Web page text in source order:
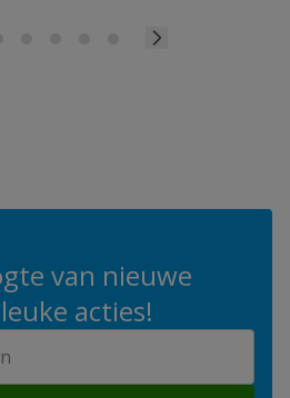
van nieuwe
acties!